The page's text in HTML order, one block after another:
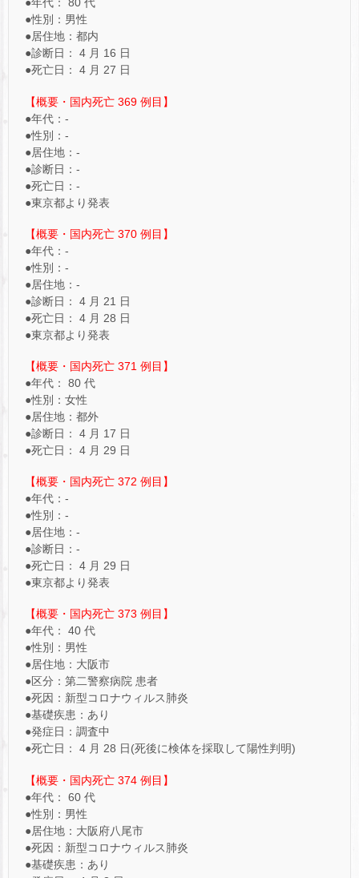
●年代： 80 代
●性別：男性
●居住地：都内
●診断日： 4 月 16 日
●死亡日： 4 月 27 日
【概要・国内死亡 369 例目】
●年代：-
●性別：-
●居住地：-
●診断日：-
●死亡日：-
●東京都より発表
【概要・国内死亡 370 例目】
●年代：-
●性別：-
●居住地：-
●診断日： 4 月 21 日
●死亡日： 4 月 28 日
●東京都より発表
【概要・国内死亡 371 例目】
●年代： 80 代
●性別：女性
●居住地：都外
●診断日： 4 月 17 日
●死亡日： 4 月 29 日
【概要・国内死亡 372 例目】
●年代：-
●性別：-
●居住地：-
●診断日：-
●死亡日： 4 月 29 日
●東京都より発表
【概要・国内死亡 373 例目】
●年代： 40 代
●性別：男性
●居住地：大阪市
●区分：第二警察病院 患者
●死因：新型コロナウィルス肺炎
●基礎疾患：あり
●発症日：調査中
●死亡日： 4 月 28 日(死後に検体を採取して陽性判明)
【概要・国内死亡 374 例目】
●年代： 60 代
●性別：男性
●居住地：大阪府八尾市
●死因：新型コロナウィルス肺炎
●基礎疾患：あり